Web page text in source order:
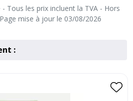
Tous les prix incluent la TVA - Hors
mise à jour le 03/08/2026
: